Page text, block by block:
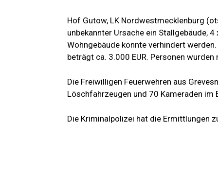
Hof Gutow, LK Nordwestmecklenburg
unbekannter Ursache ein Stallgebäude,
Wohngebäude konnte verhindert
beträgt ca. 3.000 EUR. Personen wurden
Die Freiwilligen Feuerwehren aus
Löschfahrzeugen und 70 Kameraden im
Die Kriminalpolizei hat die Ermittlungen